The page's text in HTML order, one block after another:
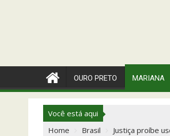
OURO PRETO MARIANA
Você está aqui
Home
Brasil Justiça proíbe